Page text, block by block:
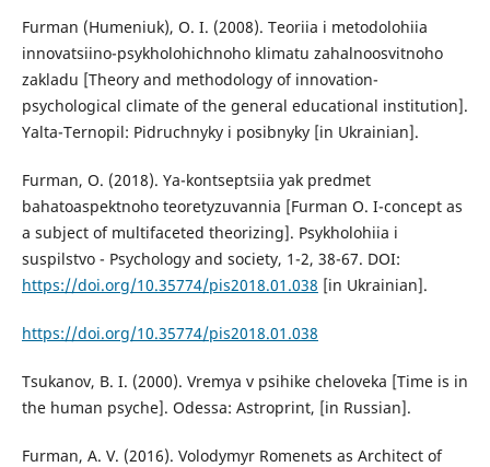
Furman (Humeniuk), O. I. (2008). Teoriia i metodolohiia
innovatsiino-psykholohichnoho klimatu zahalnoosvitnoho
zakladu [Theory and methodology of innovation-
psychological climate of the general educational institution].
Yalta-Ternopil: Pidruchnyky i posibnyky [in Ukrainian].
Furman, O. (2018). Ya-kontseptsiia yak predmet
bahatoaspektnoho teoretyzuvannia [Furman O. I-concept as
a subject of multifaceted theorizing]. Psykholohiia i
suspilstvo - Psychology and society, 1-2, 38-67. DOI:
https://doi.org/10.35774/pis2018.01.038 [in Ukrainian].
https://doi.org/10.35774/pis2018.01.038
Tsukanov, B. I. (2000). Vremya v psihike cheloveka [Time is in
the human psyche]. Odessa: Astroprint, [in Russian].
Furman, A. V. (2016). Volodymyr Romenets as Architect of